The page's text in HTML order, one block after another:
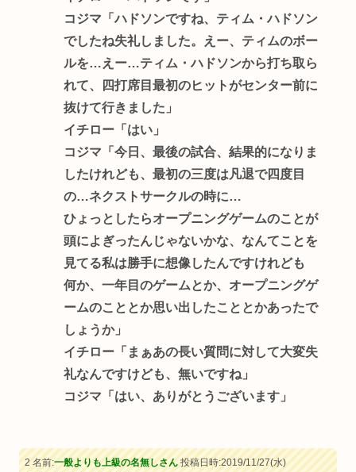
コジマ「ハドソンですね、ティム・ハドソン
でしたね失礼しました。えー、ティムのボー
ルを…えー…ティム・ハドソンから打ち取ら
れて、四打席目最初のヒットがセンター前に
抜けて行きました」
イチロー「はい」
コジマ「今日、最後の試合、結果的になりま
したけれども、最初の三度は凡退で四度目
の…ネクストサークルの時に…
ひょっとしたらオープニングゲームのことが
頭によぎったんじゃないかな、なんてことを
見てる私は勝手に想像したんですけれども
何か、一年目のゲームとか、オープニングゲ
ームのこととか思い出したこととかあったで
しょうか」
イチロー「まぁあの長い質問に対して大変失
礼なんですけども、無いですね」
コジマ「はい、ありがとうございます」
2 名前:一般よりも上級の名無しさん投稿日時:2019/11/27(水)